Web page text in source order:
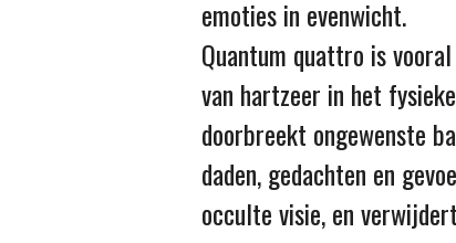
emoties in evenwicht.
Quantum quattro is
van hartzeer in het
doorbreekt ongewenste
daden, gedachten en
occulte visie, en